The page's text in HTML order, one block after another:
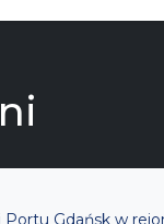
Gdańsk w